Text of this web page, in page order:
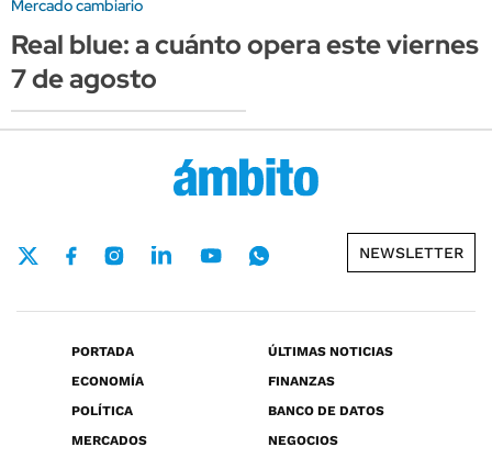
Mercado cambiario
Real blue: a cuánto opera este viernes
7 de agosto
NEWSLETTER
PORTADA
ÚLTIMAS NOTICIAS
ECONOMÍA
FINANZAS
POLÍTICA
BANCO DE DATOS
MERCADOS
NEGOCIOS